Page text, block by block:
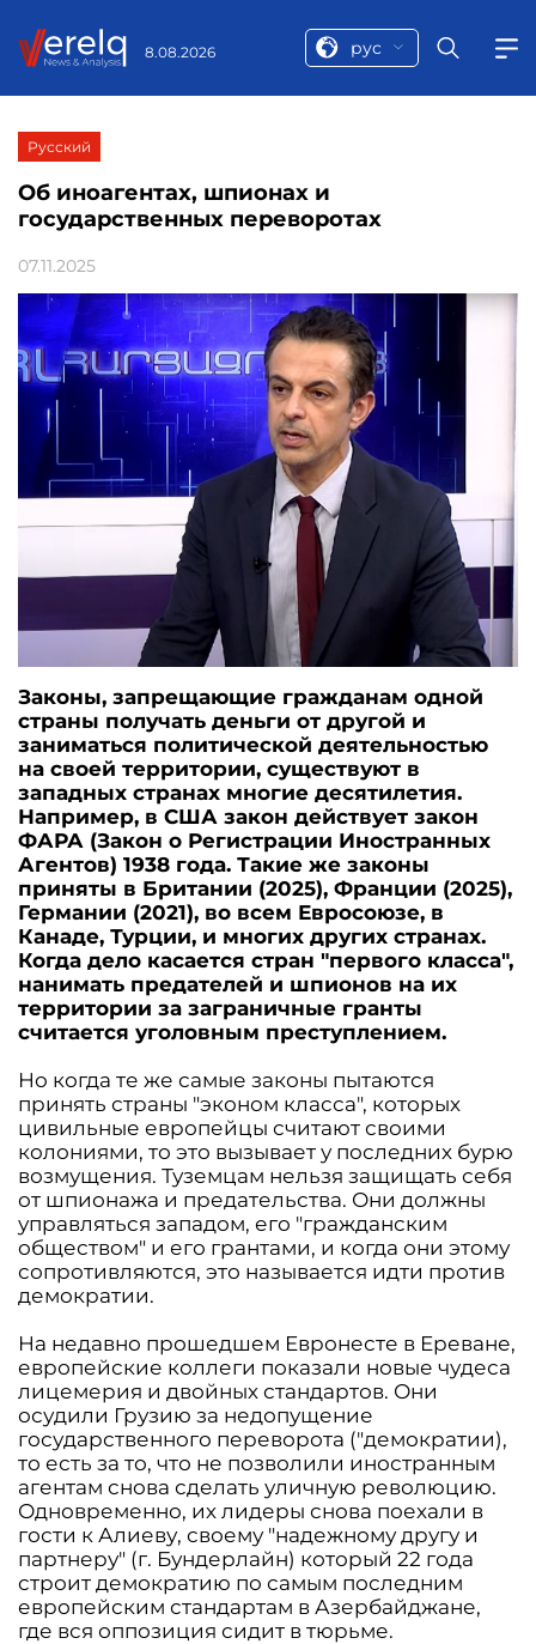
8.08.2026 рус
Русский
Об иноагентах, шпионах и
государственных переворотах
07.11.2025
Законы, запрещающие гражданам одной
страны получать деньги от другой и
заниматься политической деятельностью
на своей территории, существуют в
западных странах многие десятилетия.
Например, в США закон действует закон
ФАРА (Закон о Регистрации Иностранных
Агентов) 1938 года. Такие же законы
приняты в Британии (2025), Франции (2025),
Германии (2021), во всем Евросоюзе, в
Канаде, Турции, и многих других странах.
Когда дело касается стран "первого класса",
нанимать предателей и шпионов на их
территории за заграничные гранты
считается уголовным преступлением.
Но когда те же самые законы пытаются
принять страны "эконом класса", которых
цивильные европейцы считают своими
колониями, то это вызывает у последних бурю
возмущения. Туземцам нельзя защищать себя
от шпионажа и предательства. Они должны
управляться западом, его "гражданским
обществом" и его грантами, и когда они этому
сопротивляются, это называется идти против
демократии.
На недавно прошедшем Евронесте в Ереване,
европейские коллеги показали новые чудеса
лицемерия и двойных стандартов. Они
осудили Грузию за недопущение
государственного переворота ("демократии),
то есть за то, что не позволили иностранным
агентам снова сделать уличную революцию.
Одновременно, их лидеры снова поехали в
гости к Алиеву, своему "надежному другу и
партнеру" (г. Бундерлайн) который 22 года
строит демократию по самым последним
европейским стандартам в Азербайджане,
где вся оппозиция сидит в тюрьме.